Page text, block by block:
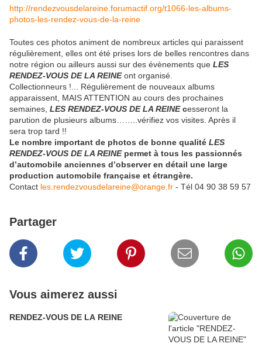
http://rendezvousdelareine.forumactif.org/t1066-les-albums-
photos-les-rendez-vous-de-la-reine
Toutes ces photos animent de nombreux articles qui paraissent
régulièrement, elles ont été prises lors de belles rencontres dans
notre région ou ailleurs aussi sur des évènements que LES
RENDEZ-VOUS DE LA REINEont organisé.
Collectionneurs !... Régulièrement de nouveaux albums
apparaissent, MAIS ATTENTION au cours des prochaines
semaines, LES RENDEZ-VOUS DE LA REINEcesseront la
parution de plusieurs albums……..vérifiez vos visites. Après il
sera trop tard !!
Le nombre important de photos de bonne qualité LES
RENDEZ-VOUS DE LA REINEpermet à tous les passionnés
d’automobile anciennes d’observer en détail une large
production automobile française et étrangère.
Contact les.rendezvousdelareine@orange.fr - Tél 04 90 38 59 57
Partager
Vous aimerez aussi
RENDEZ-VOUS DE LA REINE